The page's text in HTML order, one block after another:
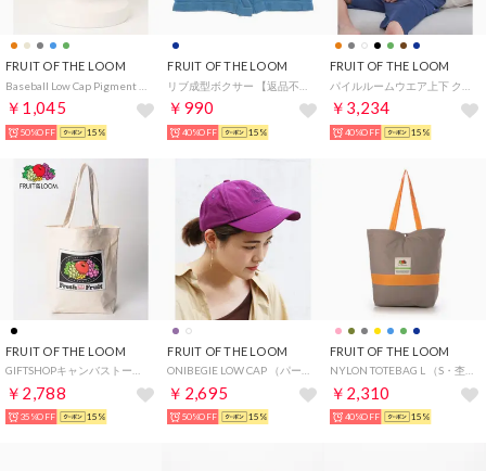
FRUIT OF THE LOOM
￥1,045
50%OFF 15%
FRUIT OF THE LOOM
￥990
40%OFF 15%
FRUIT OF THE LOOM
￥3,234
40%OFF 15%
FRUIT OF THE LOOM
￥2,788
35%OFF 15%
FRUIT OF THE LOOM
￥2,695
50%OFF 15%
FRUIT OF THE LOOM
￥2,310
40%OFF 15%